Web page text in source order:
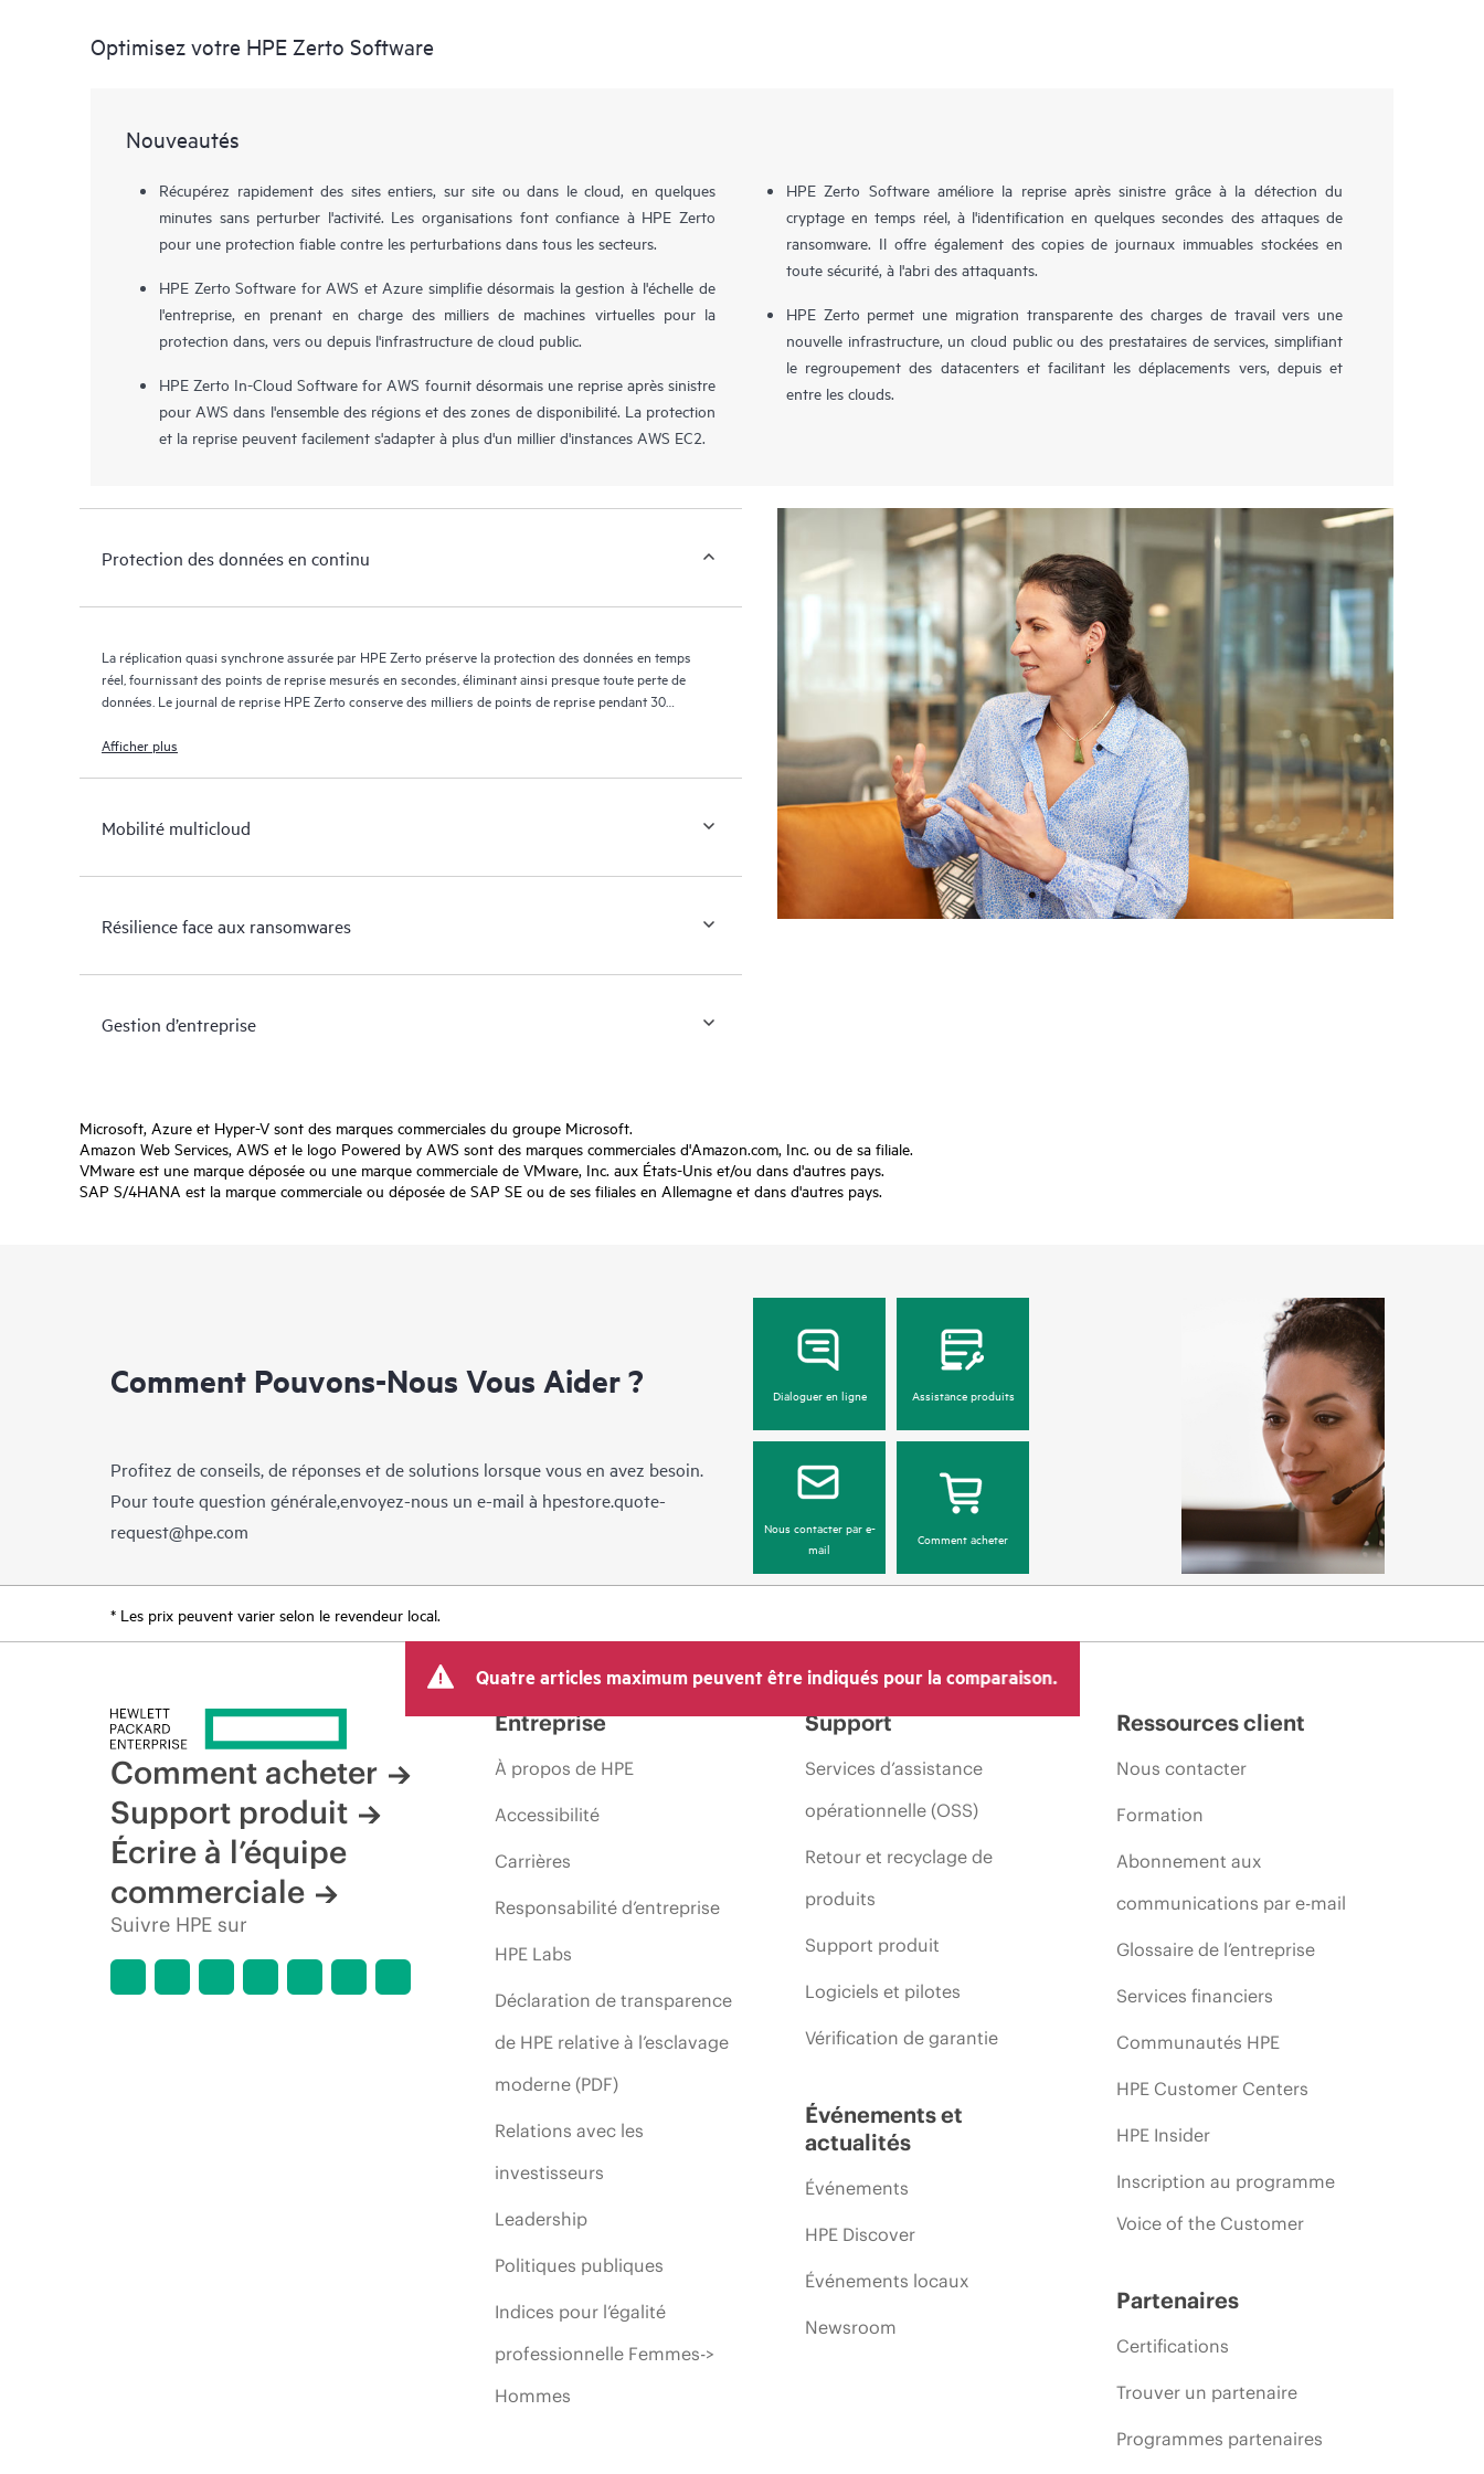
Optimisez votre HPE Zerto Software
Nouveautés
Récupérez rapidement des sites entiers, sur site ou dans le cloud, en quelques
minutes sans perturber l'activité. Les organisations font confiance à HPE Zerto
pour une protection fiable contre les perturbations dans tous les secteurs.
HPE Zerto Software for AWS et Azure simplifie désormais la gestion à l'échelle de
l'entreprise, en prenant en charge des milliers de machines virtuelles pour la
protection dans, vers ou depuis l'infrastructure de cloud public.
HPE Zerto In-Cloud Software for AWS fournit désormais une reprise après sinistre
pour AWS dans l'ensemble des régions et des zones de disponibilité. La protection
et la reprise peuvent facilement s'adapter à plus d'un millier d'instances AWS EC2.
HPE Zerto Software améliore la reprise après sinistre grâce à la détection du
cryptage en temps réel, à l'identification en quelques secondes des attaques de
ransomware. Il offre également des copies de journaux immuables stockées en
toute sécurité, à l'abri des attaquants.
HPE Zerto permet une migration transparente des charges de travail vers une
nouvelle infrastructure, un cloud public ou des prestataires de services, simplifiant
le regroupement des datacenters et facilitant les déplacements vers, depuis et
entre les clouds.
Protection des données en continu
La réplication quasi synchrone assurée par HPE Zerto préserve la protection des données en temps
réel, fournissant des points de reprise mesurés en secondes, éliminant ainsi presque toute perte de
données. Le journal de reprise HPE Zerto conserve des milliers de points de reprise pendant 30
Afficher plus
Mobilité multicloud
Résilience face aux ransomwares
Gestion d’entreprise
Microsoft, Azure et Hyper-V sont des marques commerciales du groupe Microsoft.
Amazon Web Services, AWS et le logo Powered by AWS sont des marques commerciales d'Amazon.com, Inc. ou de sa filiale.
VMware est une marque déposée ou une marque commerciale de VMware, Inc. aux États-Unis et/ou dans d'autres pays.
SAP S/4HANA est la marque commerciale ou déposée de SAP SE ou de ses filiales en Allemagne et dans d'autres pays.
Comment Pouvons-Nous Vous Aider ?
Profitez de conseils, de réponses et de solutions lorsque vous en avez besoin.
Pour toute question générale,envoyez-nous un e-mail à hpestore.quote-
request@hpe.com
Dialoguer en ligne Assistance produits
Nous contacter par e-
mail
Comment acheter
* Les prix peuvent varier selon le revendeur local.
Quatre articles maximum peuvent être indiqués pour la comparaison.
Comment acheter
Support produit
Écrire à l’équipe
commerciale
Suivre HPE sur
Entreprise
À propos de HPE
Accessibilité
Carrières
Responsabilité d’entreprise
HPE Labs
Déclaration de transparence
de HPE relative à l’esclavage
moderne (PDF)
Relations avec les
investisseurs
Leadership
Politiques publiques
Indices pour l’égalité
professionnelle Femmes->
Hommes
Support
Services d’assistance
opérationnelle (OSS)
Retour et recyclage de
produits
Support produit
Logiciels et pilotes
Vérification de garantie
Événements et
actualités
Événements
HPE Discover
Événements locaux
Newsroom
Ressources client
Nous contacter
Formation
Abonnement aux
communications par e-mail
Glossaire de l’entreprise
Services financiers
Communautés HPE
HPE Customer Centers
HPE Insider
Inscription au programme
Voice of the Customer
Partenaires
Certifications
Trouver un partenaire
Programmes partenaires